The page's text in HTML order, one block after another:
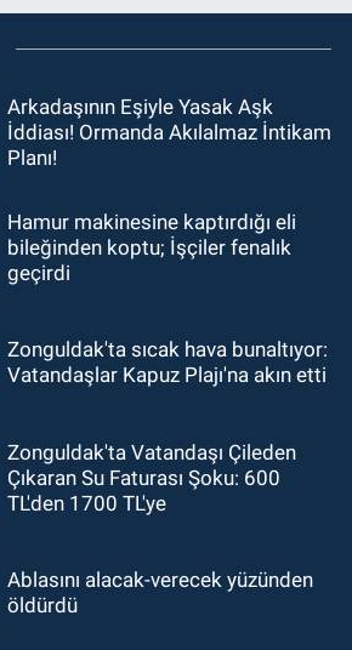
Arkadaşının Eşiyle Yasak Aşk
İddiası! Ormanda Akılalmaz İntikam
Planı!
Hamur makinesine kaptırdığı eli
bileğinden koptu; İşçiler fenalık
geçirdi
Zonguldak'ta sıcak hava bunaltıyor:
Vatandaşlar Kapuz Plajı'na akın etti
Zonguldak'ta Vatandaşı Çileden
Çıkaran Su Faturası Şoku: 600
TL'den 1700 TL'ye
Ablasını alacak-verecek yüzünden
öldürdü